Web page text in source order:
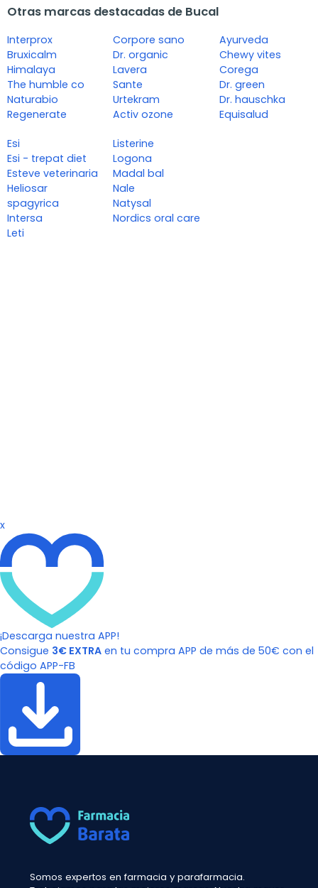
Otras marcas destacadas de Bucal
Interprox
Bruxicalm
Himalaya
The humble co
Naturabio
Regenerate
Corpore sano
Dr. organic
Lavera
Sante
Urtekram
Activ ozone
Ayurveda
Chewy vites
Corega
Dr. green
Dr. hauschka
Equisalud
Esi
Esi - trepat diet
Esteve veterinaria
Heliosar
spagyrica
Intersa
Leti
Listerine
Logona
Madal bal
Nale
Natysal
Nordics oral care
x
¡Descarga nuestra APP!
Consigue 3€ EXTRA en tu compra APP de más de 50€ con el
código APP-FB
Somos expertos en farmacia y parafarmacia.